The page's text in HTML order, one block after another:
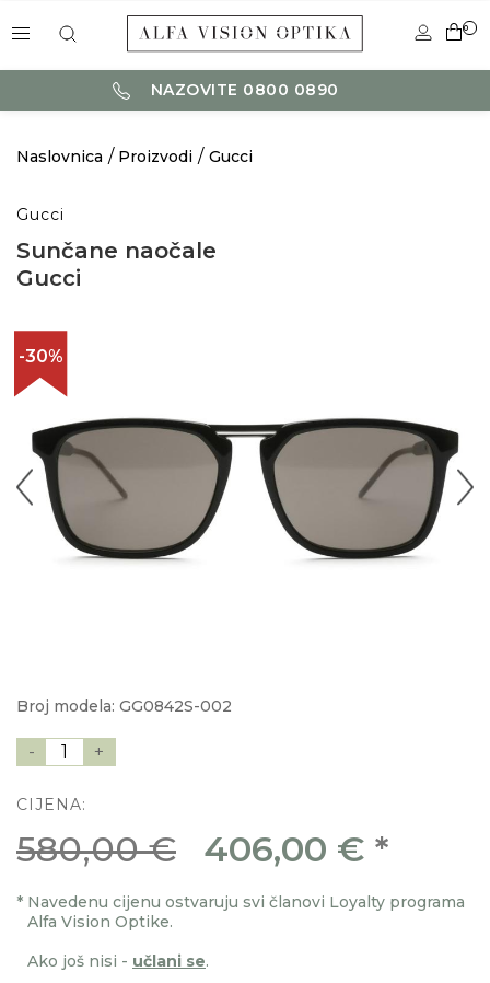
0
NAZOVITE 0800 0890
Naslovnica Proizvodi Gucci
Gucci
Sunčane naočale
Gucci
-30%
Broj modela: GG0842S-002
- 1 +
CIJENA:
580,00 € 406,00 € *
* Navedenu cijenu ostvaruju svi članovi Loyalty programa
Alfa Vision Optike.
Ako još nisi - učlani se.